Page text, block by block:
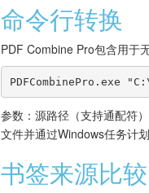
命令行转换
PDF Combine Pro包含用于
PDFCombinePro.exe
参数：源路径（支持通配符）
文件并通过Windows任务计
书签来源比较